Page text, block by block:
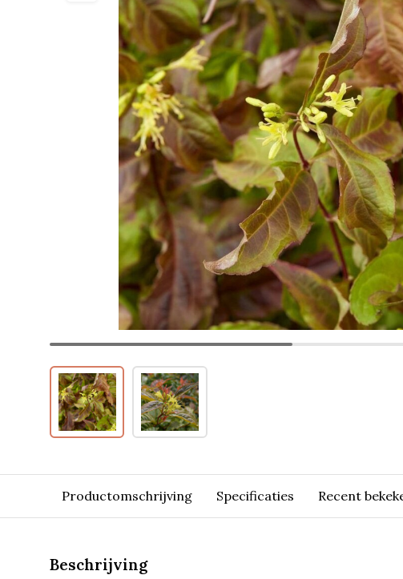
Productomschrijving Specificaties Recent
Beschrijving